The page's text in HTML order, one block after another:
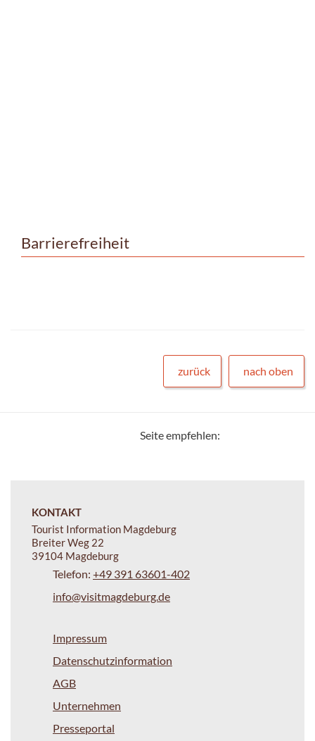
Barrierefreiheit
zurück nach oben
Seite empfehlen:
KONTAKT
Tourist Information Magdeburg
Breiter Weg 22
39104 Magdeburg
Telefon: +49 391 63601-402
info@visitmagdeburg.de
Impressum
Datenschutzinformation
AGB
Unternehmen
Presseportal